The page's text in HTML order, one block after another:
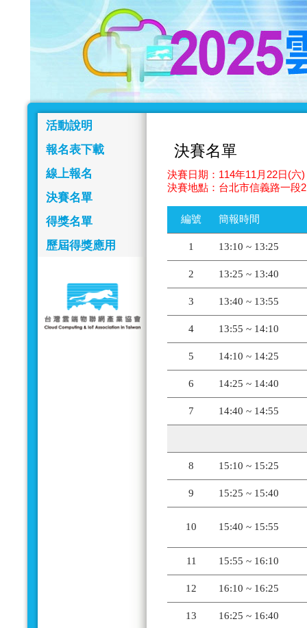
活動說明
報名表下載
線上報名
決賽名單
得獎名單
歷屆得獎應用
決賽名單
決賽日期：114年11月22日(六
決賽地點：台北市信義路一段
編號 簡報時間
1 13:10 ~ 13:25
2 13:25 ~ 13:40
3 13:40 ~ 13:55
4 13:55 ~ 14:10
5 14:10 ~ 14:25
6 14:25 ~ 14:40
7 14:40 ~ 14:55
8 15:10 ~ 15:25
9 15:25 ~ 15:40
10 15:40 ~ 15:55
11 15:55 ~ 16:10
12 16:10 ~ 16:25
13 16:25 ~ 16:40